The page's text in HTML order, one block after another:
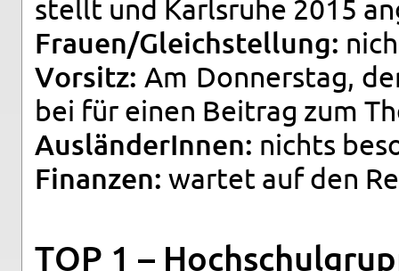
stellt und Karls­ru­he 2015
Frau­en/Gleich­stel­lung:
Vor­sitz: Am Don­ners­tag,
bei für einen Bei­trag zum
Aus­län­de­rIn­nen: nichts
Fi­nan­zen: war­tet auf den
TOP 1 –